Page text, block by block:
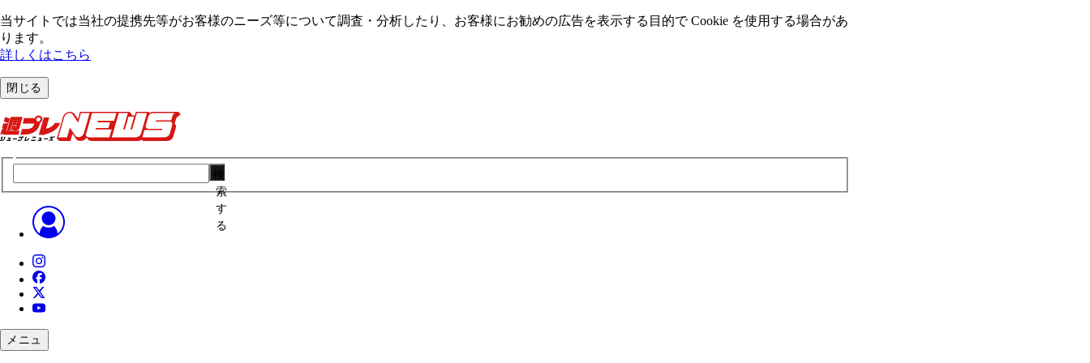
当サイトでは当社の提携先等がお客様のニーズ等について調査・分析したり、お客様にお勧めの広告を表⽰する⽬的で Cookie を使⽤する場合があ
ります。
詳しくはこちら
閉じる
索
す
る
メニュ